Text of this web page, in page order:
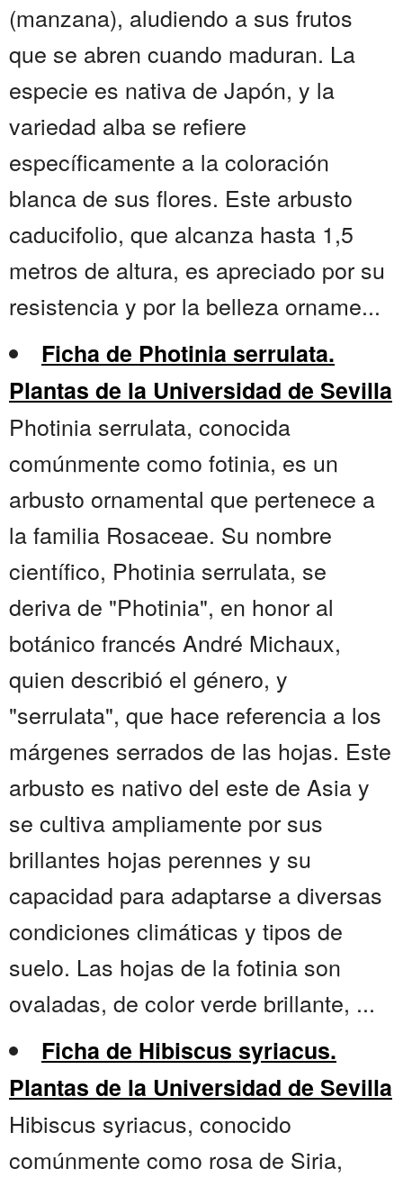
(manzana), aludiendo a sus frutos
que se abren cuando maduran. La
especie es nativa de Japón, y la
variedad alba se refiere
específicamente a la coloración
blanca de sus flores. Este arbusto
caducifolio, que alcanza hasta 1,5
metros de altura, es apreciado por su
resistencia y por la belleza orname...
Ficha de Photinia serrulata.
Plantas de la Universidad de Sevilla
Photinia serrulata, conocida
comúnmente como fotinia, es un
arbusto ornamental que pertenece a
la familia Rosaceae. Su nombre
científico, Photinia serrulata, se
deriva de "Photinia", en honor al
botánico francés André Michaux,
quien describió el género, y
"serrulata", que hace referencia a los
márgenes serrados de las hojas. Este
arbusto es nativo del este de Asia y
se cultiva ampliamente por sus
brillantes hojas perennes y su
capacidad para adaptarse a diversas
condiciones climáticas y tipos de
suelo. Las hojas de la fotinia son
ovaladas, de color verde brillante, ...
Ficha de Hibiscus syriacus.
Plantas de la Universidad de Sevilla
Hibiscus syriacus, conocido
comúnmente como rosa de Siria,